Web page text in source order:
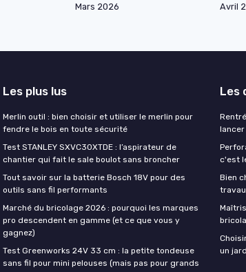
Mars 2026 Avril
Les plus lus
Merlin outil : bien choisir et utiliser le merlin pour
fendre le bois en toute sécurité
Test STANLEY SXVC30XTDE : l’aspirateur de
chantier qui fait le sale boulot sans broncher
Tout savoir sur la batterie Bosch 18V pour des
outils sans fil performants
Marché du bricolage 2026 : pourquoi les marques
pro descendent en gamme (et ce que vous y
gagnez)
Test Greenworks 24V 33 cm : la petite tondeuse
sans fil pour mini pelouses (mais pas pour grands
Les
c'est
Bien
un